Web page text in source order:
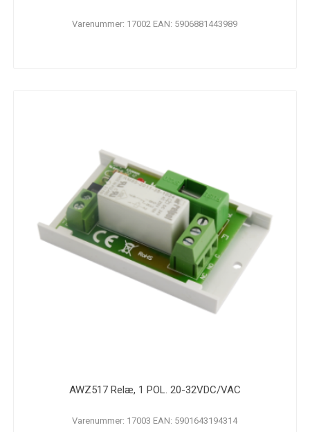
Varenummer: 17002 EAN: 5906881443989
AWZ517 Relæ, 1 POL. 20-32VDC/VAC
Varenummer: 17003 EAN: 5901643194314